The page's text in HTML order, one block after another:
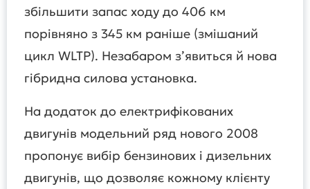
збільшити запас ходу до 406 км
порівняно з 345 км раніше (змішаний
цикл WLTP). Незабаром з’явиться й нова
гібридна силова установка.
На додаток до електрифікованих
двигунів модельний ряд нового 2008
пропонує вибір бензинових і дизельних
двигунів, що дозволяє кожному клієнту